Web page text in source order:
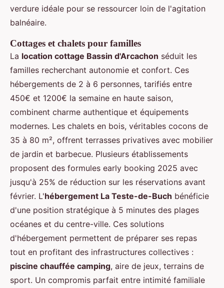
verdure idéale pour se ressourcer loin de l'agitation
balnéaire.
Cottages et chalets pour familles
La location cottage Bassin d'Arcachon séduit les
familles recherchant autonomie et confort. Ces
hébergements de 2 à 6 personnes, tarifiés entre
450€ et 1200€ la semaine en haute saison,
combinent charme authentique et équipements
modernes. Les chalets en bois, véritables cocons de
35 à 80 m², offrent terrasses privatives avec mobilier
de jardin et barbecue. Plusieurs établissements
proposent des formules early booking 2025 avec
jusqu'à 25% de réduction sur les réservations avant
février. L'hébergement La Teste-de-Buch bénéficie
d'une position stratégique à 5 minutes des plages
océanes et du centre-ville. Ces solutions
d'hébergement permettent de préparer ses repas
tout en profitant des infrastructures collectives :
piscine chauffée camping, aire de jeux, terrains de
sport. Un compromis parfait entre intimité familiale